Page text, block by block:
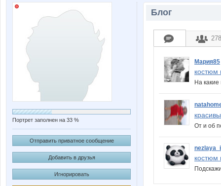
Портрет заполнен на 33 %
Отправить приватное сообщение
Добавить в друзья
Игнорировать
Блог
Мария85
костюм
На
От и об
nezlaya_i
костюм